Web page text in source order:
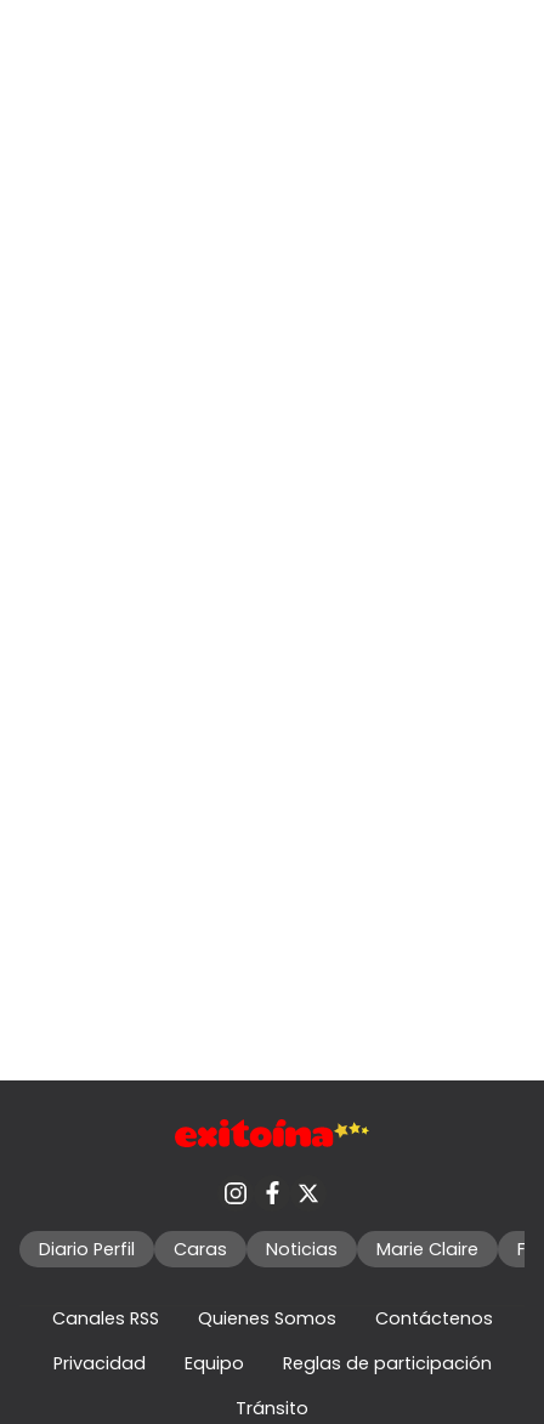
Diario Perfil Caras Noticias Marie Claire
Canales RSS Quienes Somos
Contáctenos
Privacidad
Equipo
Reglas de participación
Tránsito